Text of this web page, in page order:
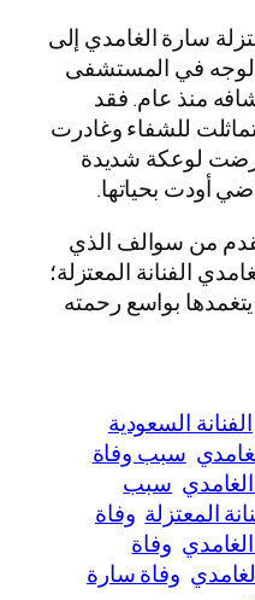
سارة الغامدي إلى
في المستشفى
منذ عام. فقد
للشفاء وغادرت
لوعكة شديدة
أودت بحياتها.
من سوالف الذي
الفنانة المعتزلة؛
بواسع رحمته
الفنانة السعودية
سبب وفاة
سبب
المعتزلة وفاة
وفاة
وفاة سارة